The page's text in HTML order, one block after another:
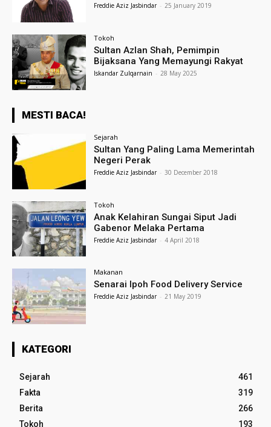
Freddie Aziz Jasbindar - 25 January 2019
Tokoh
Sultan Azlan Shah, Pemimpin
Bijaksana Yang Memayungi Rakyat
Iskandar Zulqarnain - 28 May 2025
MESTI BACA!
Sejarah
Sultan Yang Paling Lama Memerintah
Negeri Perak
Freddie Aziz Jasbindar - 30 December 2018
Tokoh
Anak Kelahiran Sungai Siput Jadi
Gabenor Melaka Pertama
Freddie Aziz Jasbindar - 4 April 2018
Makanan
Senarai Ipoh Food Delivery Service
Freddie Aziz Jasbindar - 21 May 2019
KATEGORI
Sejarah
461
Fakta
319
Berita
266
Tokoh
193